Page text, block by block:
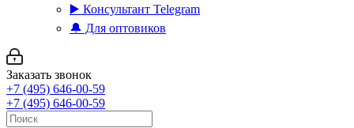
▶️ Консультант Telegram
🔔 Для оптовиков
Заказать звонок
+7 (495) 646-00-59
+7 (495) 646-00-59